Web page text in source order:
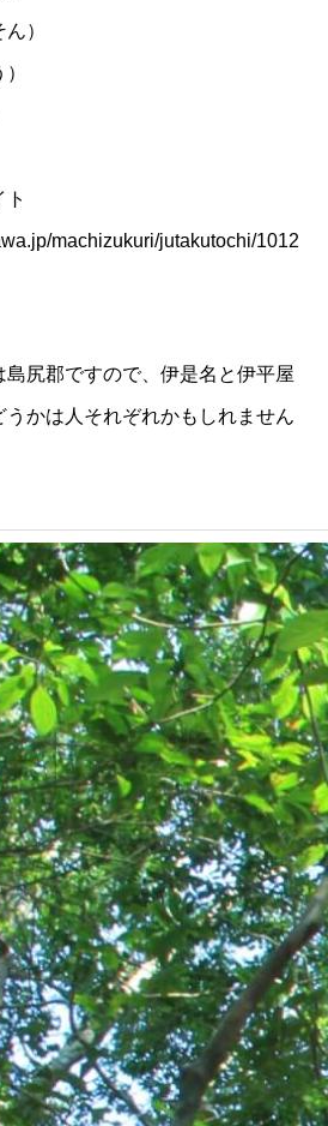
）
ト
machizukuri/jutakutochi/1012
尻郡ですので、伊是名と伊平屋
うかは人それぞれかもしれません